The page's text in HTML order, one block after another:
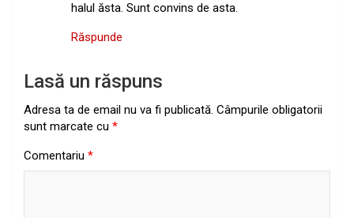
halul ăsta. Sunt convins de asta.
Răspunde
Lasă un răspuns
Adresa ta de email nu va fi publicată. Câmpurile obligatorii
sunt marcate cu *
Comentariu *